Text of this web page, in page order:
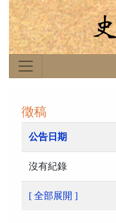
徵稿
公告日期
沒有紀錄
[ 全部展開 ]